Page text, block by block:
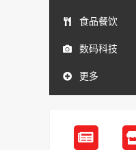
食品餐饮
数码科技
更多